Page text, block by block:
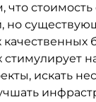
стоимость
но
стимулирует
искать